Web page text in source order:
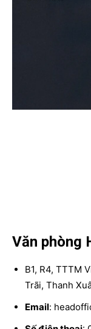
Văn phòng
B1, R4, TTTM
Trãi, Thanh
Email: